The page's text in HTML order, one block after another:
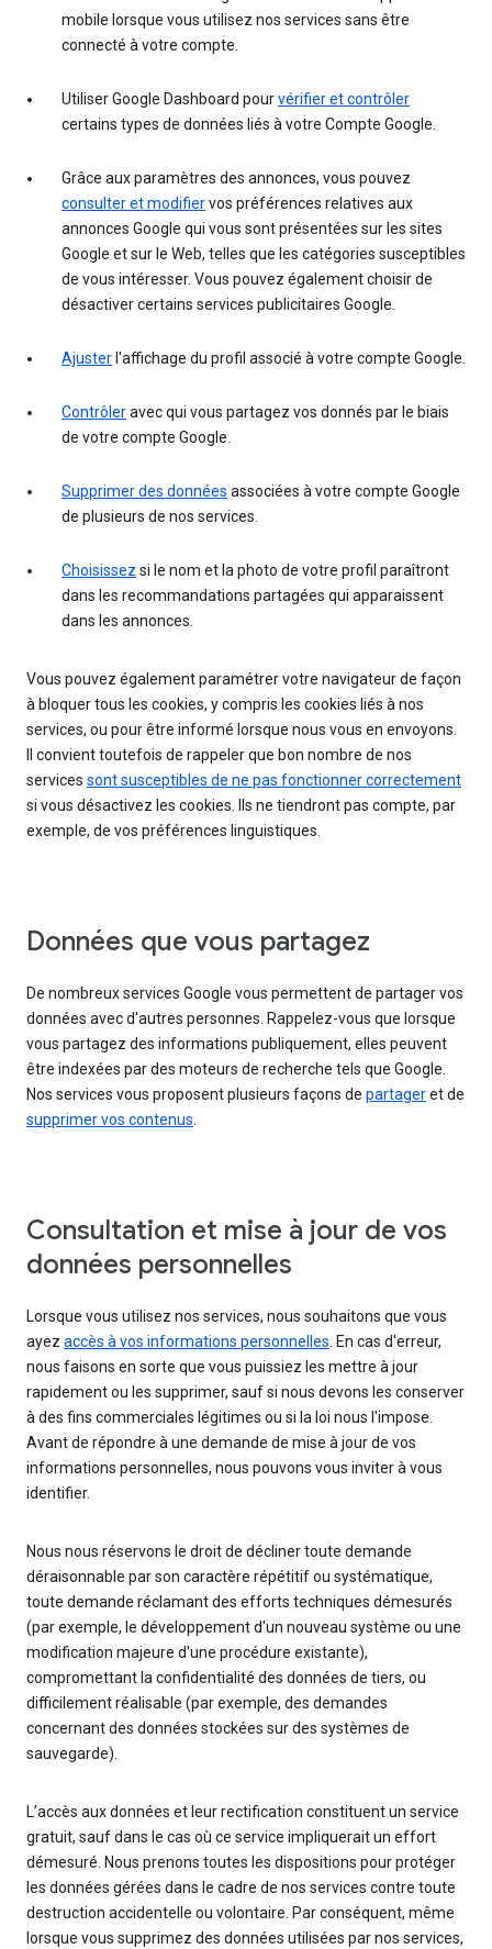
mobile lorsque vous utilisez nos services sans être
connecté à votre compte.
Utiliser Google Dashboard pourvérifier et contrôler
certains types de données liés à votre Compte Google.
Grâce aux paramètres des annonces, vous pouvez
consulter et modifiervos préférences relatives aux
annonces Google qui vous sont présentées sur les sites
Google et sur le Web, telles que les catégories susceptibles
de vous intéresser. Vous pouvez également choisir de
désactiver certains services publicitaires Google.
Ajuster l'affichage du profil associé à votre compte Google.
Contrôleravec qui vous partagez vos donnés par le biais
de votre compte Google.
Supprimer des données associées à votre compte Google
de plusieurs de nos services.
Choisissez si le nom et la photo de votre profil paraîtront
dans les recommandations partagées qui apparaissent
dans les annonces.
Vous pouvez également paramétrer votre navigateur de façon
à bloquer tous les cookies, y compris les cookies liés à nos
services, ou pour être informé lorsque nous vous en envoyons.
Il convient toutefois de rappeler que bon nombre de nos
services sont susceptibles de ne pas fonctionner correctement
si vous désactivez les cookies. Ils ne tiendront pas compte, par
exemple, de vos préférences linguistiques.
Données que vous partagez
De nombreux services Google vous permettent de partager vos
données avec d'autres personnes. Rappelez-vous que lorsque
vous partagez des informations publiquement, elles peuvent
être indexées par des moteurs de recherche tels que Google.
Nos services vous proposent plusieurs façons de partageret de
supprimer vos contenus.
Consultation et mise à jour de vos
données personnelles
Lorsque vous utilisez nos services, nous souhaitons que vous
ayez accès à vos informations personnelles. En cas d'erreur,
nous faisons en sorte que vous puissiez les mettre à jour
rapidement ou les supprimer, sauf si nous devons les conserver
à des fins commerciales légitimes ou si la loi nous l'impose.
Avant de répondre à une demande de mise à jour de vos
informations personnelles, nous pouvons vous inviter à vous
identifier.
Nous nous réservons le droit de décliner toute demande
déraisonnable par son caractère répétitif ou systématique,
toute demande réclamant des efforts techniques démesurés
(par exemple, le développement d'un nouveau système ou une
modification majeure d'une procédure existante),
compromettant la confidentialité des données de tiers, ou
difficilement réalisable (par exemple, des demandes
concernant des données stockées sur des systèmes de
sauvegarde).
L’accès aux données et leur rectification constituent un service
gratuit, sauf dans le cas où ce service impliquerait un effort
démesuré. Nous prenons toutes les dispositions pour protéger
les données gérées dans le cadre de nos services contre toute
destruction accidentelle ou volontaire. Par conséquent, même
lorsque vous supprimez des données utilisées par nos services,